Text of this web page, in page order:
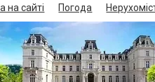
на сайті Погода